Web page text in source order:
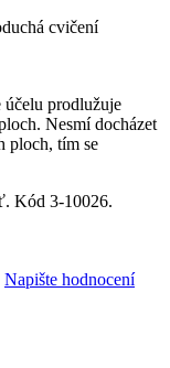
cvičení
účelu prodlužuje
Nesmí docházet
ploch, tím se
Kód 3-10026.
Napište hodnocení